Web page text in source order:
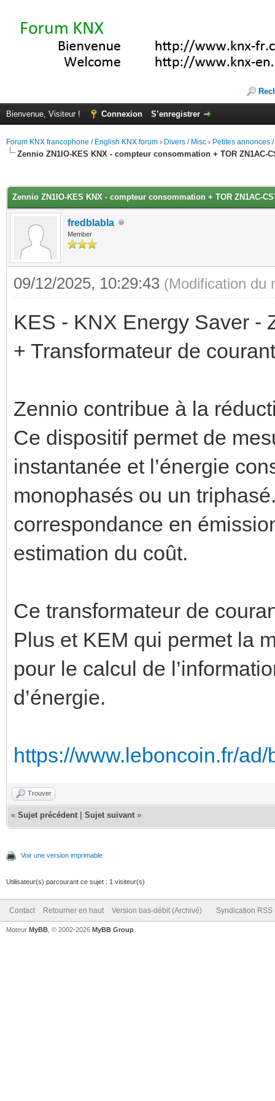
Bienvenue, Visiteur ! Connexion S’enregistrer
Forum KNX francophone / English KNX forum › Divers / Misc › Petites annonces
Zennio ZN1IO-KES KNX - compteur consommation + TOR ZN1AC-
Zennio ZN1IO-KES KNX - compteur consommation + TOR ZN1AC-
fredblabla
Member
09/12/2025, 10:29:43 (Modification du
KES - KNX Energy Saver -
+ Transformateur de
Zennio contribue à la
Ce dispositif permet de
instantanée et l’énergie
monophasés ou un
correspondance en
estimation du coût.
Ce transformateur de
Plus et KEM qui permet la
pour le calcul de
d’énergie.
https://www.leboncoin.fr/
Trouver
« Sujet précédent Sujet suivant »
Voir une version imprimable
Utilisateur(s) parcourant ce sujet : 1 visiteur(s)
Contact Retourner en haut Version bas-débit (Archivé) Syndication RSS
Moteur MyBB , © 2002-2026 MyBB Group